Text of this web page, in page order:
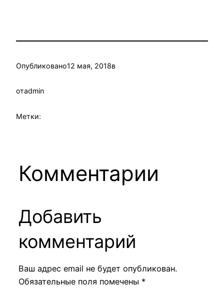
Опубликовано12 мая, 2018в
отadmin
Метки:
Комментарии
Добавить
комментарий
Ваш адрес email не будет опубликован.
Обязательные поля помечены *